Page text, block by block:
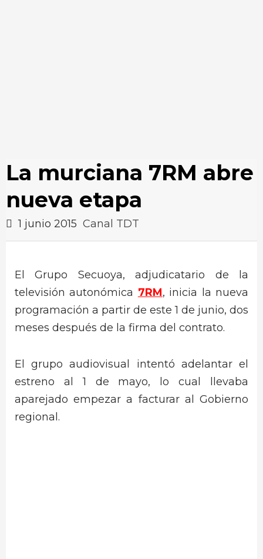
La murciana 7RM abre
nueva etapa
1 junio 2015 Canal TDT
El Grupo Secuoya, adjudicatario de la
televisión autonómica 7RM, inicia la nueva
programación a partir de este 1 de junio, dos
meses después de la firma del contrato.
El grupo audiovisual intentó adelantar el
estreno al 1 de mayo, lo cual llevaba
aparejado empezar a facturar al Gobierno
regional.